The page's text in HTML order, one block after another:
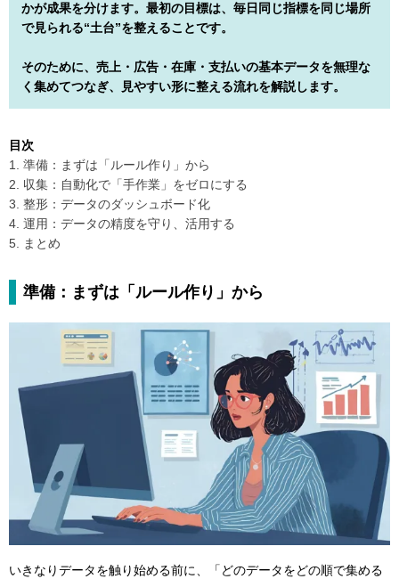
かが成果を分けます。最初の目標は、毎日同じ指標を同じ場所
で見られる“土台”を整えることです。
そのために、売上・広告・在庫・支払いの基本データを無理な
く集めてつなぎ、見やすい形に整える流れを解説します。
目次
1. 準備：まずは「ルール作り」から
2. 収集：自動化で「手作業」をゼロにする
3. 整形：データのダッシュボード化
4. 運用：データの精度を守り、活用する
5. まとめ
準備：まずは「ルール作り」から
いきなりデータを触り始める前に、「どのデータをどの順で集める